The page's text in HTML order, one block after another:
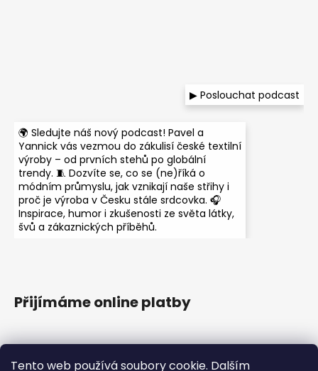
Tento web používá soubory cookie. Dalším
🌍 Sledujte náš nový podcast! Pavel a
Yannick vás vezmou do zákulisí české textilní
výroby – od prvních stehů po globální
trendy. 🧵 Dozvíte se, co se (ne)říká o
módním průmyslu, jak vznikají naše střihy i
proč je výroba v Česku stále srdcovka. 🎧
Inspirace, humor i zkušenosti ze světa látky,
švů a zákaznických příběhů.
▶ Poslouchat podcast
Přijímáme online platby